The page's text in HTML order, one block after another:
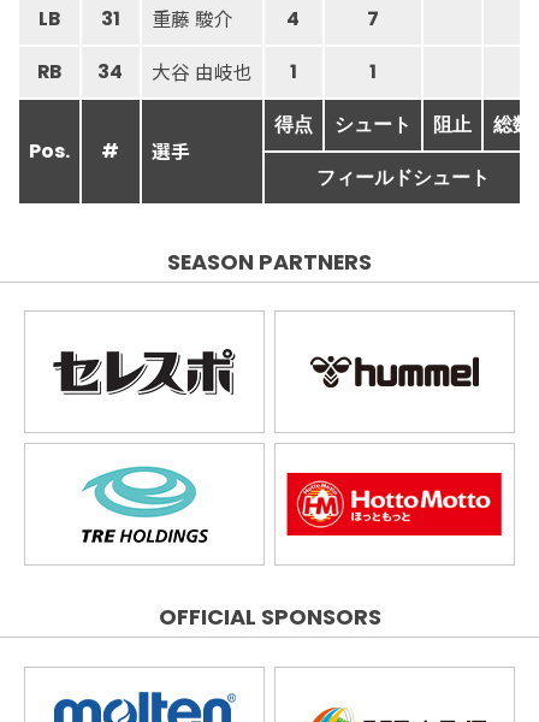
LB 31 重藤 駿介 4 7
RB 34 大谷 由岐也 1 1
Pos. # 選手
得点 シュート 阻止 総数
フィールドシュート
SEASON PARTNERS
OFFICIAL SPONSORS